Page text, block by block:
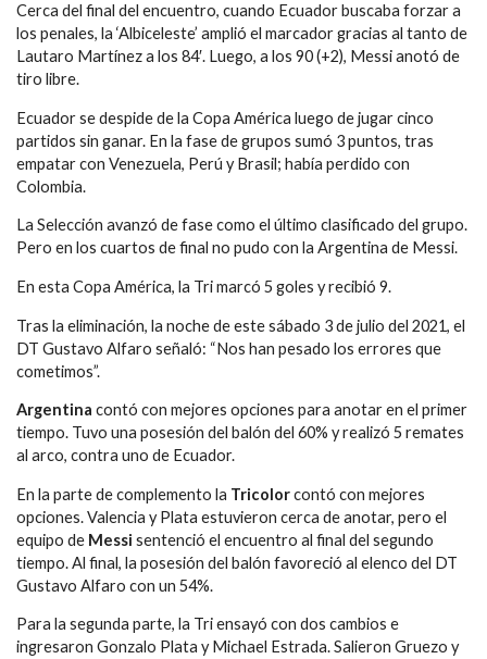
Cerca del final del encuentro, cuando Ecuador buscaba forzar a
los penales, la ‘Albiceleste’ amplió el marcador gracias al tanto de
Lautaro Martínez a los 84′. Luego, a los 90 (+2), Messi anotó de
tiro libre.
Ecuador se despide de la Copa América luego de jugar cinco
partidos sin ganar. En la fase de grupos sumó 3 puntos, tras
empatar con Venezuela, Perú y Brasil; había perdido con
Colombia.
La Selección avanzó de fase como el último clasificado del grupo.
Pero en los cuartos de final no pudo con la Argentina de Messi.
En esta Copa América, la Tri marcó 5 goles y recibió 9.
Tras la eliminación, la noche de este sábado 3 de julio del 2021, el
DT Gustavo Alfaro señaló: “Nos han pesado los errores que
cometimos”.
Argentina contó con mejores opciones para anotar en el primer
tiempo. Tuvo una posesión del balón del 60% y realizó 5 remates
al arco, contra uno de Ecuador.
En la parte de complemento la Tricolorcontó con mejores
opciones. Valencia y Plata estuvieron cerca de anotar, pero el
equipo de Messi sentenció el encuentro al final del segundo
tiempo. Al final, la posesión del balón favoreció al elenco del DT
Gustavo Alfaro con un 54%.
Para la segunda parte, la Tri ensayó con dos cambios e
ingresaron Gonzalo Plata y Michael Estrada. Salieron Gruezo y